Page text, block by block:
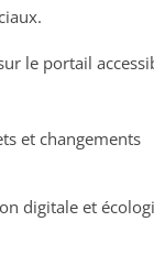
le portail
et changements
digitale et